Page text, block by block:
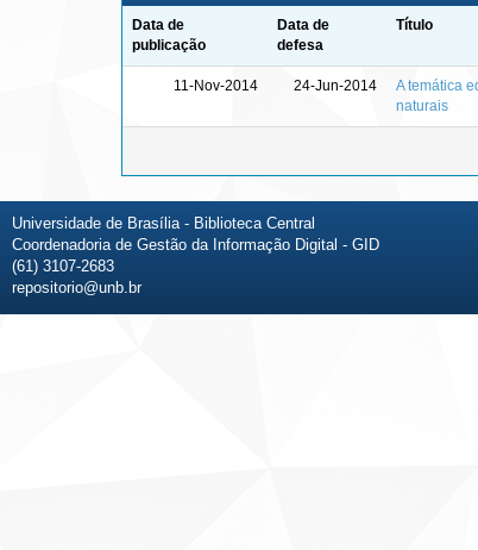
Data de
publicação
Data de
defesa
Título
11-Nov-2014 24-Jun-2014
A temática
naturais
Universidade de Brasília - Biblioteca Central
Coordenadoria de Gestão da Informação Digital - GID
(61) 3107-2683
repositorio@unb.br